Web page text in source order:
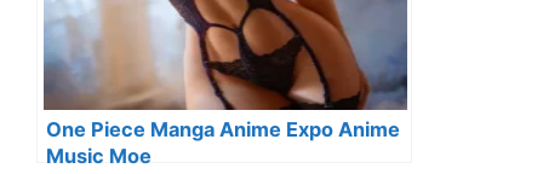
One Piece Manga Anime Expo Anime
Music Moe